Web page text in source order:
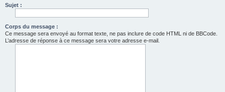
Sujet :
Corps du message :
Ce message sera envoyé au format texte, ne pas inclure de code HTML ni de BBCode.
L’adresse de réponse à ce message sera votre adresse e-mail.